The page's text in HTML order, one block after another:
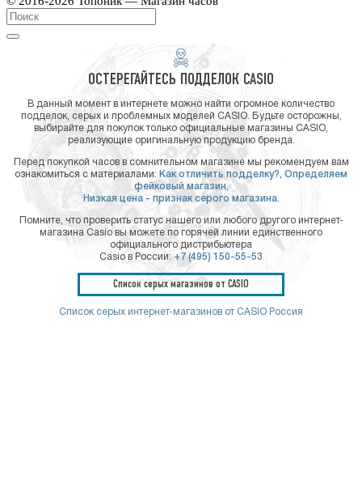
ОСТЕРЕГАЙТЕСЬ ПОДДЕЛОК CASIO
В данный момент в интернете можно найти огромное количество
подделок, серых и проблемных моделей CASIO. Будьте осторожны,
выбирайте для покупок только официальные магазины CASIO,
реализующие оригинальную продукцию бренда.
Перед покупкой часов в сомнительном магазине мы рекомендуем вам
ознакомиться с материалами: Как отличить подделку?, Определяем
фейковый магазин,
Низкая цена - признак серого магазина.
Помните, что проверить статус нашего или любого другого интернет-
магазина Casio вы можете по горячей линии единственного
официального дистрибьютера
Casio в России: +7 (495) 150-55-53
Список серых магазинов от CASIO
Список серых интернет-магазинов от CASIO Россия